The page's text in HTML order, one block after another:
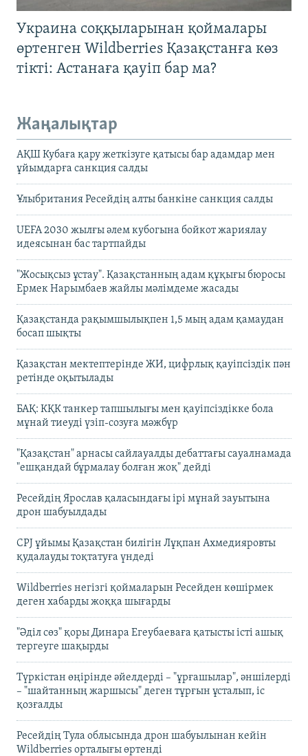
Украина соққыларынан қоймалары
өртенген Wildberries Қазақстанға көз
тікті: Астанаға қауіп бар ма?
Жаңалықтар
АҚШ Кубаға қару жеткізуге қатысы бар адамдар мен
ұйымдарға санкция салды
Ұлыбритания Ресейдің алты банкіне санкция салды
UEFA 2030 жылғы әлем кубогына бойкот жариялау
идеясынан бас тартпайды
"Жосықсыз ұстау". Қазақстанның адам құқығы бюросы
Ермек Нарымбаев жайлы мәлімдеме жасады
Қазақстанда рақымшылықпен 1,5 мың адам қамаудан
босап шықты
Қазақстан мектептерінде ЖИ, цифрлық қауіпсіздік пән
ретінде оқытылады
БАҚ: КҚК танкер тапшылығы мен қауіпсіздікке бола
мұнай тиеуді үзіп-созуға мәжбүр
"Қазақстан" арнасы сайлауалды дебаттағы сауалнамада
"ешқандай бұрмалау болған жоқ" дейді
Ресейдің Ярослав қаласындағы ірі мұнай зауытына
дрон шабуылдады
CPJ ұйымы Қазақстан билігін Лұқпан Ахмедияровты
қудалауды тоқтатуға үндеді
Wildberries негізгі қоймаларын Ресейден көшірмек
деген хабарды жоққа шығарды
"Әділ сөз" қоры Динара Егеубаеваға қатысты істі ашық
тергеуге шақырды
Түркістан өңірінде әйелдерді – "ұрғашылар", әншілерді
– "шайтанның жаршысы" деген тұрғын ұсталып, іс
қозғалды
Ресейдің Тула облысында дрон шабуылынан кейін
Wildberries орталығы өртенді